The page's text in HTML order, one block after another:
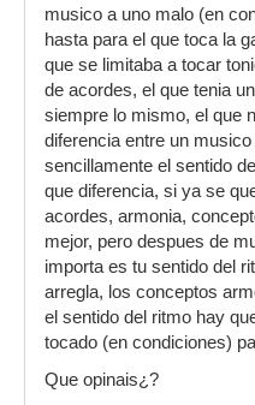
musico a uno malo (en
hasta para el que toca la
que se limitaba a tocar
de acordes, el que tenia
siempre lo mismo, el que
diferencia entre un
sencillamente el sentido
que diferencia, si ya se
acordes, armonia,
mejor, pero despues de
importa es tu sentido del
arregla, los conceptos
el sentido del ritmo hay
tocado (en condiciones)
Que opinais¿?